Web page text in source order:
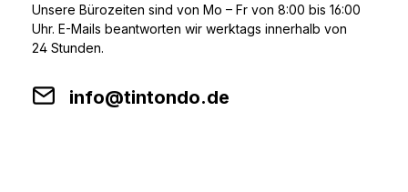
Unsere Bürozeiten sind von Mo – Fr von 8:00 bis 16:00
Uhr. E-Mails beantworten wir werktags innerhalb von
24 Stunden.
info@tintondo.de